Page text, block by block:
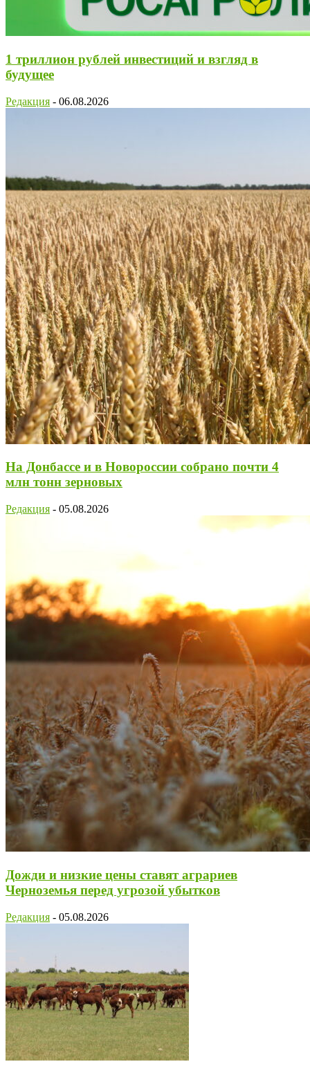
1 триллион рублей инвестиций и взгляд в
будущее
Редакция - 06.08.2026
На Донбассе и в Новороссии собрано почти 4
млн тонн зерновых
Редакция - 05.08.2026
Дожди и низкие цены ставят аграриев
Черноземья перед угрозой убытков
Редакция - 05.08.2026